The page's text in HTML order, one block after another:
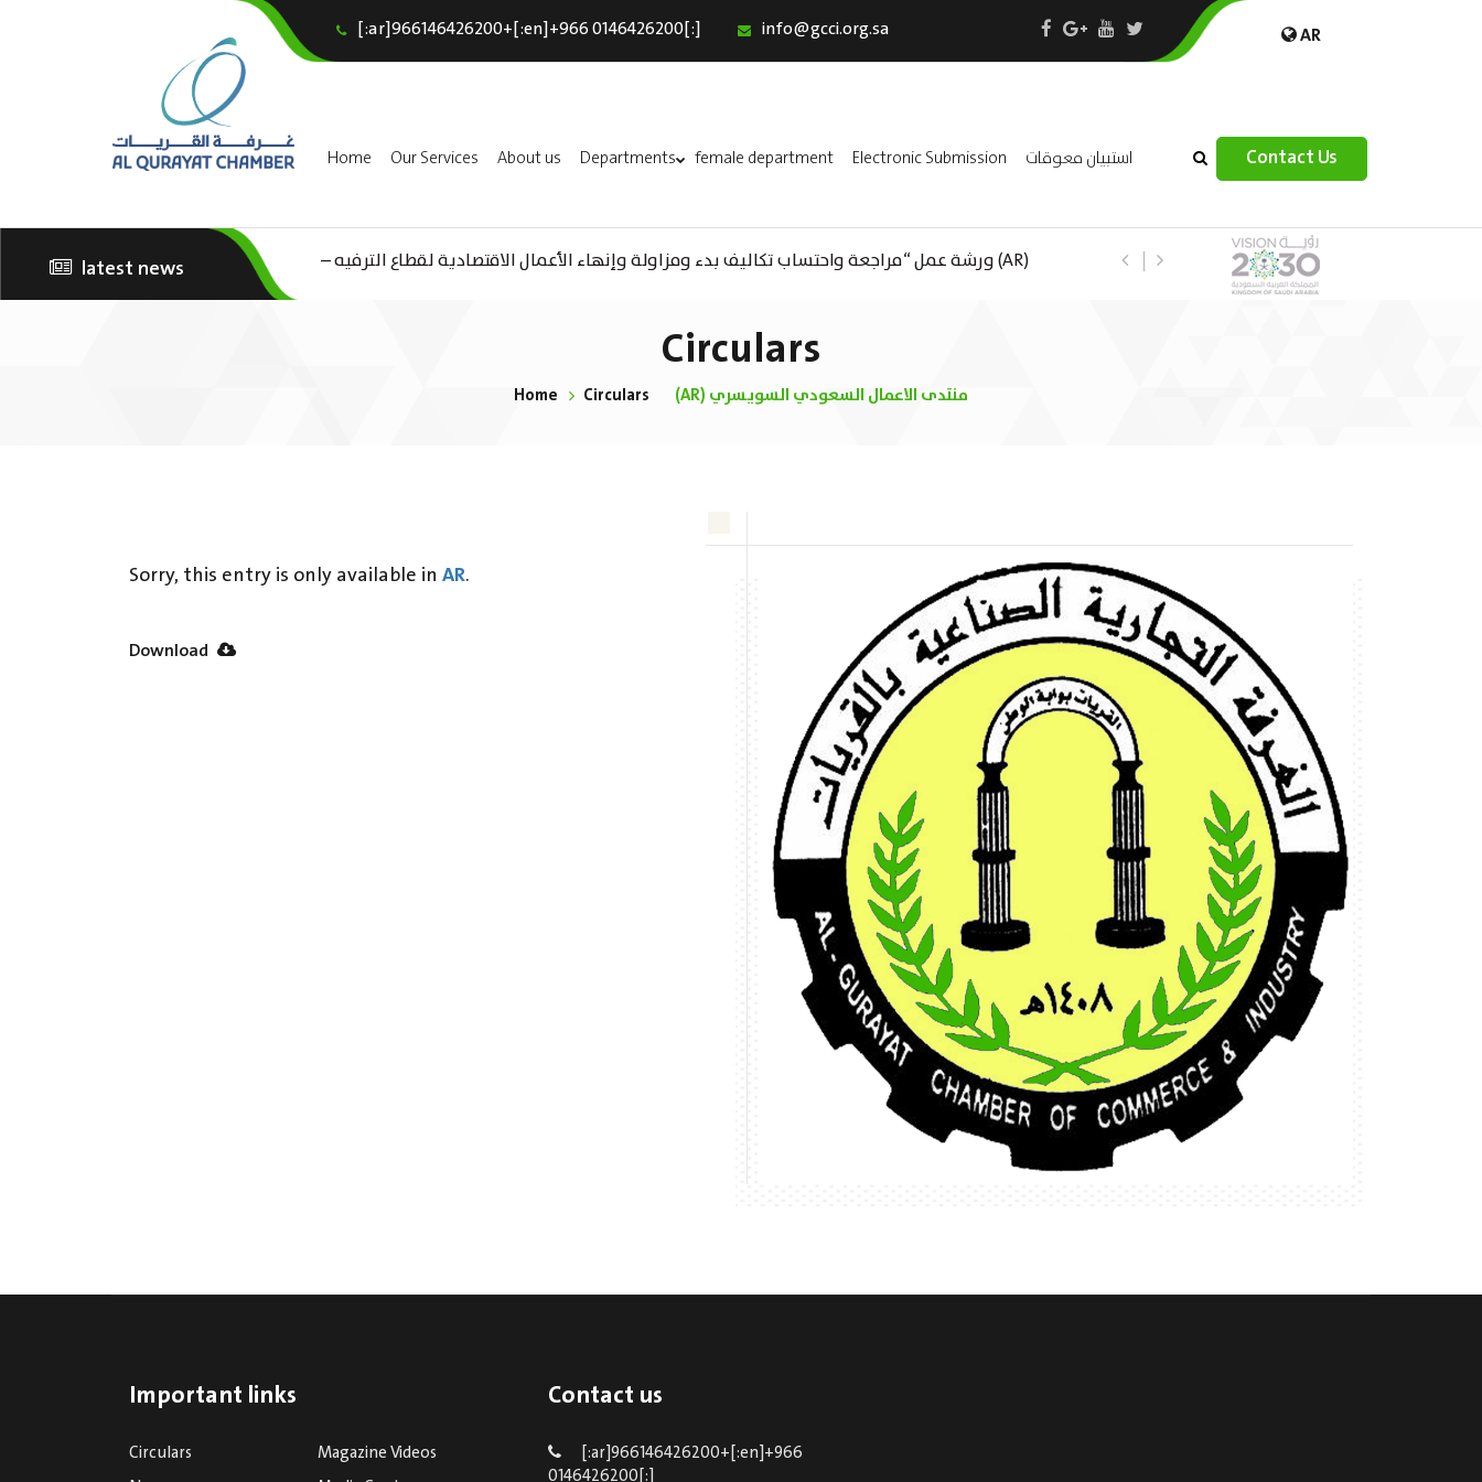
[:ar]966146426200+[:en]+966 0146426200[:] info@gcci.org.sa AR
Home Our Services About us Departments female department Electronic Submission استبيان معوقات Contact Us
Home
About us
female department
Electronic Submission
استبيان معوقات
latest news
(AR) ورشة عمل “مراجعة واحتساب تكاليف بدء ومزاولة وإنهاء الأعمال الاقتصادية لقطاع الترفيه –
Circulars
Home Circulars (AR) منتدى الاعمال السعودي السويسري
Sorry, this entry is only available in AR.
Download
Important links
Circulars
Magazine Videos
Contact us
[:ar]966146426200+[:en]+966
0146426200[:]